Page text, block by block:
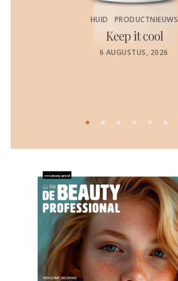
HUID PRODUCTNIEUWS
Keep it cool
POSTED
6 AUGUSTUS, 2026